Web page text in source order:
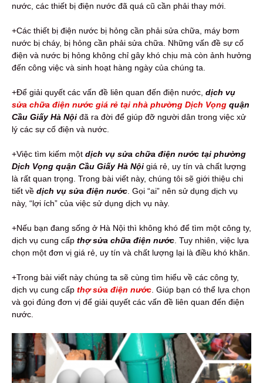
nước, các thiết bị điện nước đã quá cũ cần phải thay mới.
+Các thiết bị điện nước bị hỏng cần phải sửa chữa, máy bơm
nước bị cháy, bị hỏng cần phải sửa chữa. Những vấn đề sự cố
điện và nước bị hỏng không chỉ gây khó chịu mà còn ảnh hưởng
đến công việc và sinh hoạt hàng ngày của chúng ta.
+Để giải quyết các vấn đề liên quan đến điện nước, dịch vụ
sửa chữa điện nước giá rẻ tại nhà phường Dịch Vọng quận
Cầu Giấy Hà Nội đã ra đời để giúp đỡ người dân trong việc xử
lý các sự cố điện và nước.
+Việc tìm kiếm một dịch vụ sửa chữa điện nước tại phường
Dịch Vọng quận Cầu Giấy Hà Nội giá rẻ, uy tín và chất lượng
là rất quan trọng. Trong bài viết này, chúng tôi sẽ giới thiệu chi
tiết về dịch vụ sửa điện nước . Gọi “ai” nên sử dụng dịch vụ
này, “lợi ích” của việc sử dụng dịch vụ này.
+Nếu bạn đang sống ở Hà Nội thì không khó để tìm một công ty,
dịch vụ cung cấp thợ sửa chữa điện nước . Tuy nhiên, việc lựa
chọn một đơn vị giá rẻ, uy tín và chất lượng lại là điều khó khăn.
+Trong bài viết này chúng ta sẽ cùng tìm hiểu về các công ty,
dịch vụ cung cấp thợ sửa điện nước . Giúp bạn có thể lựa chọn
và gọi đúng đơn vị để giải quyết các vấn đề liên quan đến điện
nước.